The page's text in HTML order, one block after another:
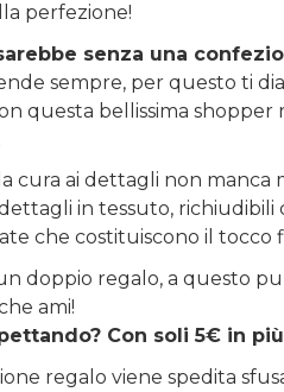
perfezione!
senza una
sempre, per questo ti
questa bellissima
cura ai dettagli non manca
in tessuto,
che costituiscono il tocco
doppio regalo, a questo
ami!
Con soli 5€ in
regalo viene spedita